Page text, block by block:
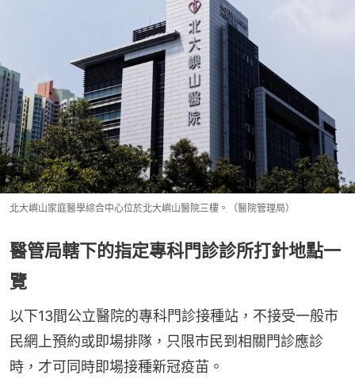
北大嶼山家庭醫學綜合中心位於北大嶼山醫院三樓。（醫院管理局）
醫管局轄下的指定專科門診診所打針地點一
覽
以下13間公立醫院的專科門診接種站，不接受一般市
民網上預約或即場排隊，只限市民到相關門診應診
時，才可同時即場接種新冠疫苗。